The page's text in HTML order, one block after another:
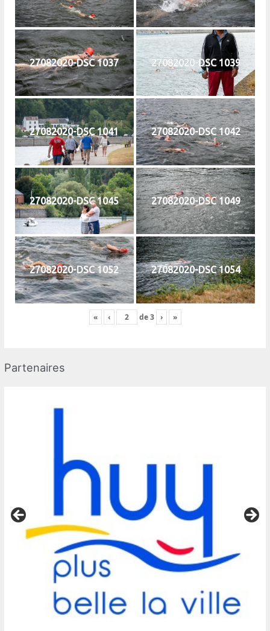
Partenaires
27082020-DSC 1037 27082020-DSC 1039
27082020-DSC 1041 27082020-DSC 1042
27082020-DSC 1045 27082020-DSC 1049
27082020-DSC 1052 27082020-DSC 1054
« ‹ de3 › »